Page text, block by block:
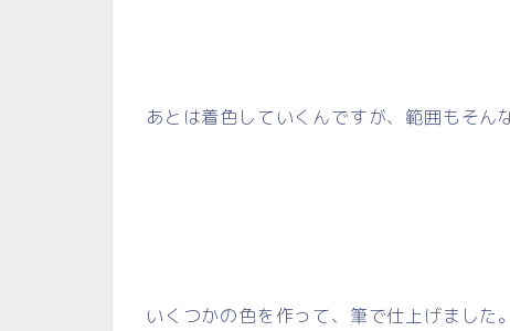
あとは着色していくんですが、範囲もそん
いくつかの色を作って、筆で仕上げました。